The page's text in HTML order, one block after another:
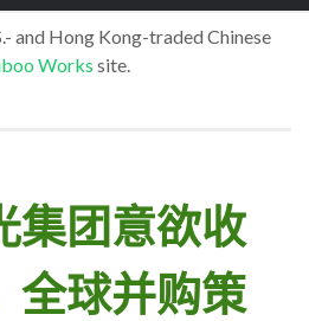
and Hong Kong-traded Chinese
Works site.
集团意欲收
全球并购策